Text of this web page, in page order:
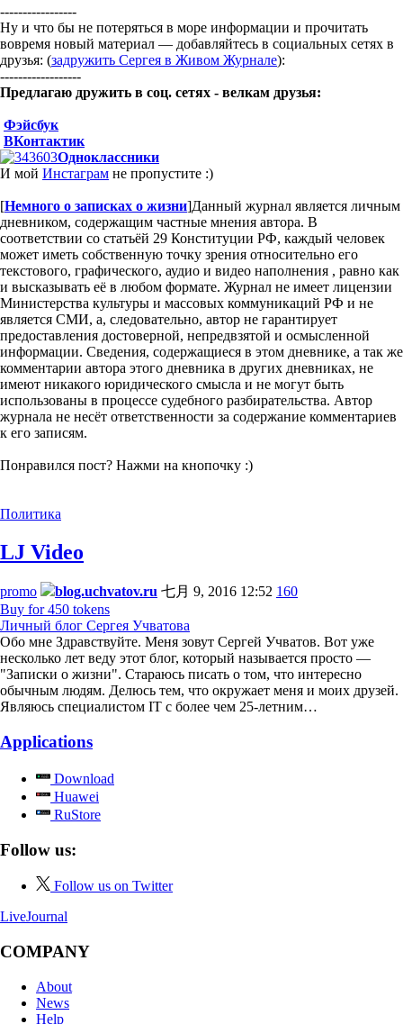
-----------------
Ну и что бы не потеряться в море информации и прочитать
вовремя новый материал — добавляйтесь в социальных сетях в
друзья: (задружить Сергея в Живом Журнале):
------------------
Предлагаю дружить в соц. сетях - велкам друзья:
Фэйсбук
ВКонтактик
Одноклассники
И мой Инстаграм не пропустите :)
[Немного о записках о жизни]Данный журнал является личным
дневником, содержащим частные мнения автора. В
соответствии со статьёй 29 Конституции РФ, каждый человек
может иметь собственную точку зрения относительно его
текстового, графического, аудио и видео наполнения , равно как
и высказывать её в любом формате. Журнал не имеет лицензии
Министерства культуры и массовых коммуникаций РФ и не
является СМИ, а, следовательно, автор не гарантирует
предоставления достоверной, непредвзятой и осмысленной
информации. Сведения, содержащиеся в этом дневнике, а так же
комментарии автора этого дневника в других дневниках, не
имеют никакого юридического смысла и не могут быть
использованы в процессе судебного разбирательства. Автор
журнала не несёт ответственности за содержание комментариев
к его записям.
Понравился пост? Нажми на кнопочку :)
Политика
LJ Video
promo blog.uchvatov.ru 七月 9, 2016 12:52 160
Buy for 450 tokens
Личный блог Сергея Учватова
Обо мне Здравствуйте. Меня зовут Сергей Учватов. Вот уже
несколько лет веду этот блог, который называется просто —
"Записки о жизни". Стараюсь писать о том, что интересно
обычным людям. Делюсь тем, что окружает меня и моих друзей.
Являюсь специалистом IT с более чем 25-летним…
Applications
Download
Huawei
RuStore
Follow us:
Follow us on Twitter
LiveJournal
COMPANY
About
News
Help